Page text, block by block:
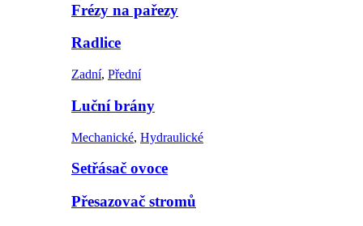
Frézy na pařezy
Radlice
Zadní, Přední
Luční brány
Mechanické, Hydraulické
Setřásač ovoce
Přesazovač stromů